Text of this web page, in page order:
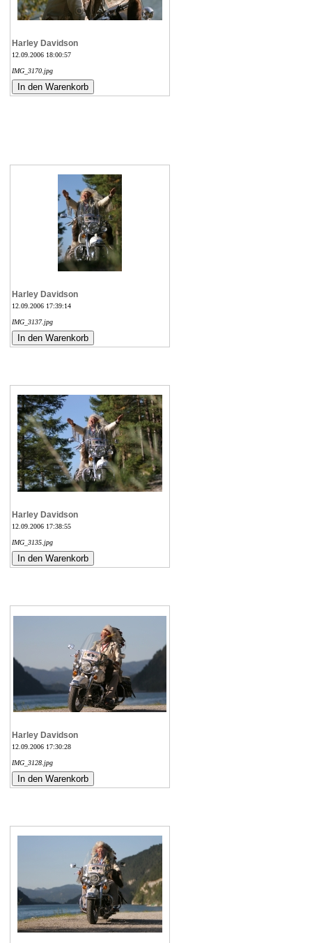
Harley Davidson
12.09.2006 18:00:57
IMG_3170.jpg
Harley Davidson
12.09.2006 17:39:14
IMG_3137.jpg
Harley Davidson
12.09.2006 17:38:55
IMG_3135.jpg
Harley Davidson
12.09.2006 17:30:28
IMG_3128.jpg